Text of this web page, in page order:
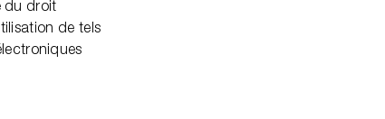
du droit
de tels